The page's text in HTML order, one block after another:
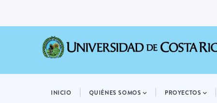
NAVIGATION
INICIO QUIÉNES SOMOS PROYECTOS